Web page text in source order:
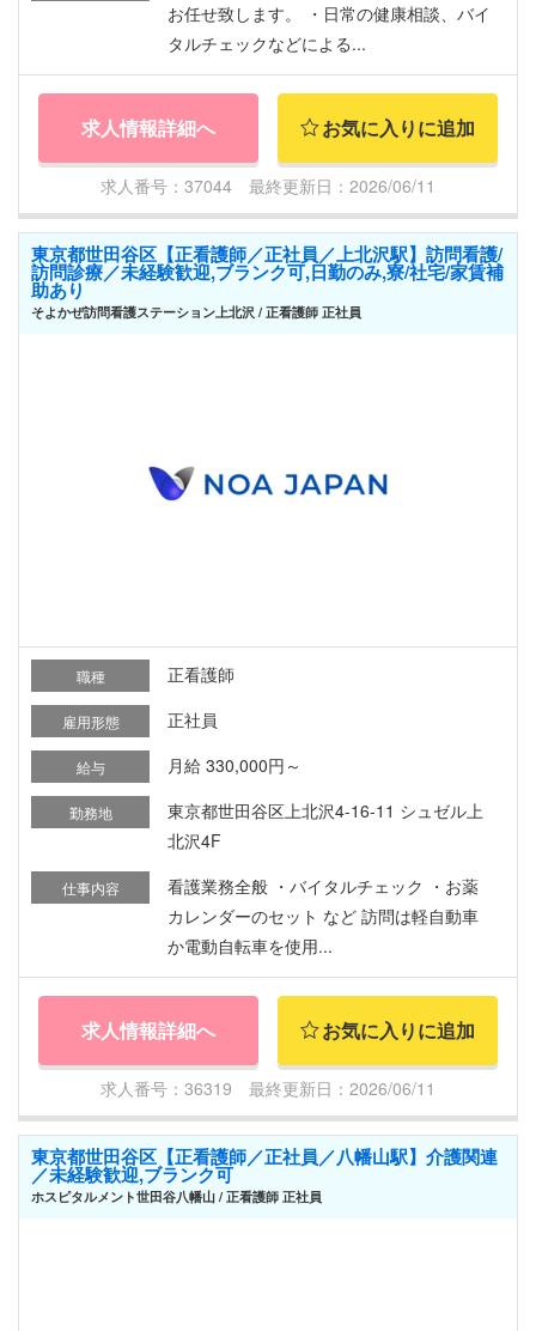
お任せ致します。 ・日常の健康相談、バイ
タルチェックなどによる...
求人情報詳細へ お気に入りに追加
求人番号：37044 最終更新日：2026/06/11
東京都世田谷区【正看護師／正社員／上北沢駅】訪問看護/
訪問診療／未経験歓迎,ブランク可,日勤のみ,寮/社宅/家賃補
助あり
そよかぜ訪問看護ステーション上北沢 / 正看護師 正社員
職種 正看護師
雇用形態 正社員
給与 月給 330,000円～
勤務地
東京都世田谷区上北沢4-16-11 シュゼル上
北沢4F
仕事内容
看護業務全般 ・バイタルチェック ・お薬
カレンダーのセット など 訪問は軽自動車
か電動自転車を使用...
求人情報詳細へ お気に入りに追加
求人番号：36319 最終更新日：2026/06/11
東京都世田谷区【正看護師／正社員／八幡山駅】介護関連
／未経験歓迎,ブランク可
ホスピタルメント世田谷八幡山 / 正看護師 正社員